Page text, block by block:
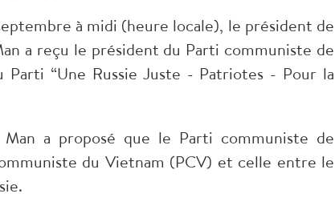
à midi (heure locale), le président de
a reçu le président du Parti communiste de
Parti “Une Russie Juste - Patriotes - Pour la
Man a proposé que le Parti communiste de
du Vietnam (PCV) et celle entre le